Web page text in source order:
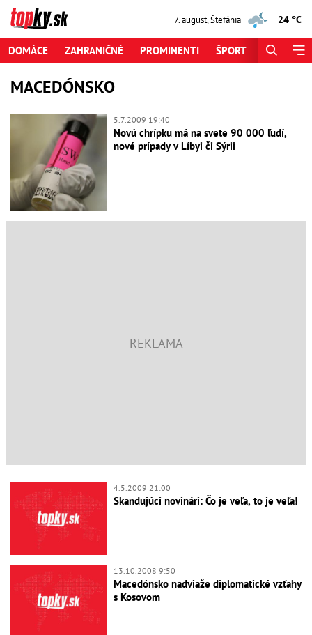
7. august,Štefánia 24 °C
DOMÁCE ZAHRANIČNÉ PROMINENTI ŠPORT
MACEDÓNSKO
5.7.2009 19:40
Novú chrípku má na svete 90 000 ľudí,
nové prípady v Líbyi či Sýrii
4.5.2009 21:00
Skandujúci novinári: Čo je veľa, to je veľa!
13.10.2008 9:50
Macedónsko nadviaže diplomatické vzťahy
s Kosovom